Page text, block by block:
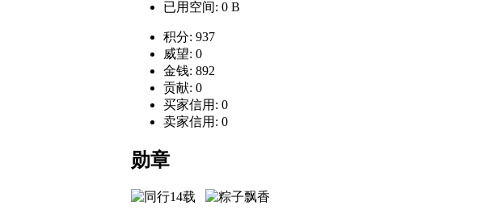
已用空间: 0 B
积分: 937
威望: 0
金钱: 892
贡献: 0
买家信用: 0
卖家信用: 0
勋章